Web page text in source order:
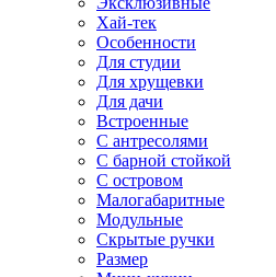
Хай-тек
Особенности
Для студии
Для хрущевки
Для дачи
Встроенные
С антресолями
С барной стойкой
С островом
Малогабаритные
Модульные
Скрытые ручки
Размер